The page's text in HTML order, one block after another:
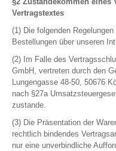
Vertragstextes
(1) Die folgenden
Bestellungen über unseren
(2) Im Falle des
GmbH, vertreten durch den
Lungengasse 48-50, 50676
nach §27a
zustande.
(3) Die Präsentation der
rechtlich bindendes
nur eine unverbindliche